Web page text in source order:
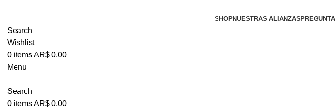
SHOPNUESTRAS ALIANZAS
Search
Wishlist
0 items AR$ 0,00
Menu
Search
0 items AR$ 0,00